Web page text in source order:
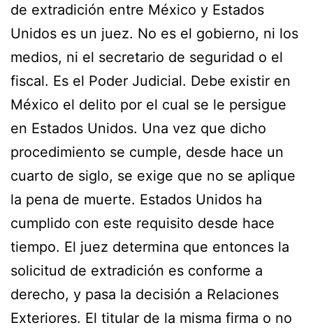
de extradición entre México y Estados
Unidos es un juez. No es el gobierno, ni los
medios, ni el secretario de seguridad o el
fiscal. Es el Poder Judicial. Debe existir en
México el delito por el cual se le persigue
en Estados Unidos. Una vez que dicho
procedimiento se cumple, desde hace un
cuarto de siglo, se exige que no se aplique
la pena de muerte. Estados Unidos ha
cumplido con este requisito desde hace
tiempo. El juez determina que entonces la
solicitud de extradición es conforme a
derecho, y pasa la decisión a Relaciones
Exteriores. El titular de la misma firma o no